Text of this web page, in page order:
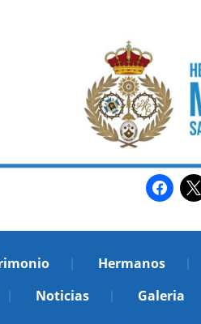
facebook
x
Hermanos
Noticias
Galeria